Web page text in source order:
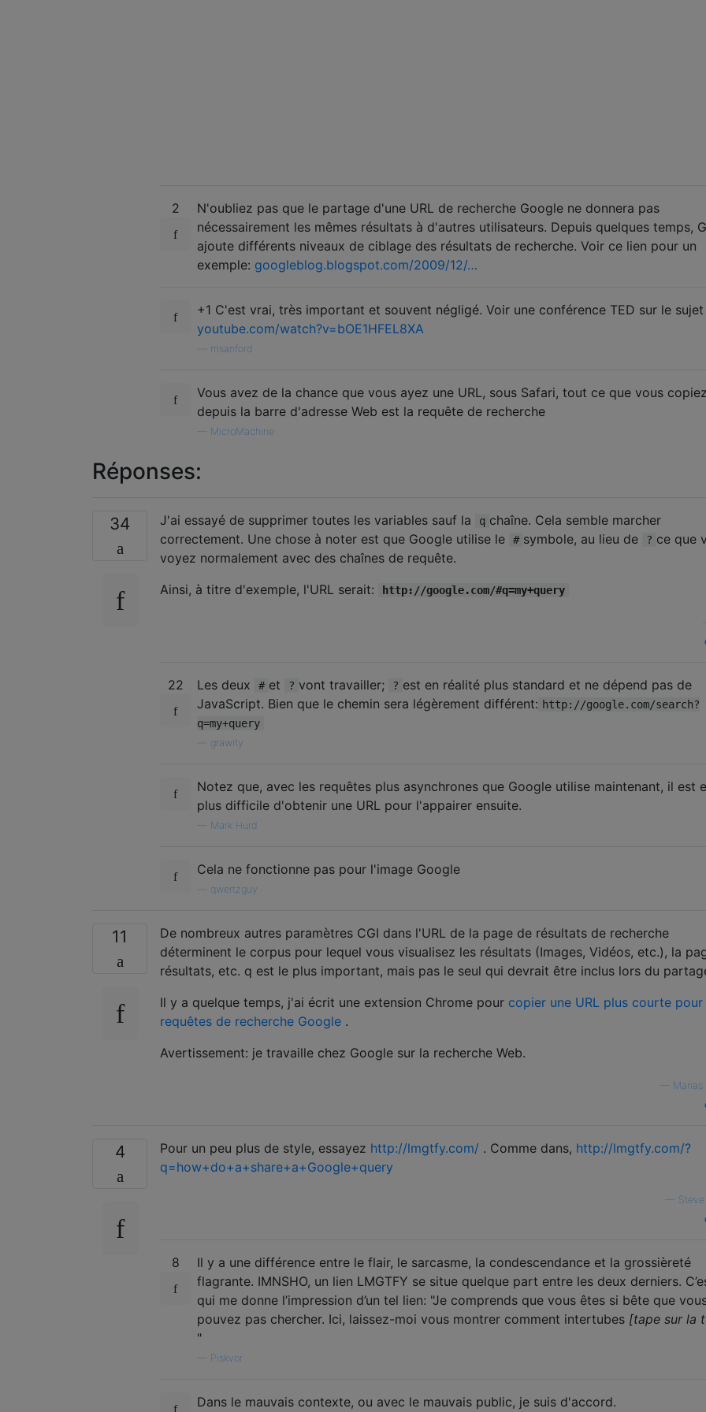
2
N'oubliez pas que le partage d'une URL de recherche Google ne donnera pas
nécessairement les mêmes résultats à d'autres utilisateurs. Depuis quelques temps,
ajoute différents niveaux de ciblage des résultats de recherche. Voir ce lien pour un
exemple: googleblog.blogspot.com/2009/12/…
+1 C'est vrai, très important et souvent négligé. Voir une conférence TED sur le
youtube.com/watch?v=bOE1HFEL8XA
msanford
Vous avez de la chance que vous ayez une URL, sous Safari, tout ce que vous copiez
depuis la barre d'adresse Web est la requête de recherche
MicroMachine
Réponses:
34 J'ai essayé de supprimer toutes les variables sauf la q chaîne. Cela semble marcher
correctement. Une chose à noter est que Google utilise le
# symbole, au lieu de ? ce que
voyez normalement avec des chaînes de requête.
Ainsi, à titre d'exemple, l'URL serait:
http://google.com/#q=my+query
22 Les deux # et ? vont travailler; ? est en réalité plus standard et ne dépend pas de
JavaScript. Bien que le chemin sera légèrement différent: http://google.com/search?
q=my+query
grawity
Notez que, avec les requêtes plus asynchrones que Google utilise maintenant, il est
plus difficile d'obtenir une URL pour l'appairer ensuite.
Mark Hurd
Cela ne fonctionne pas pour l'image Google
qwertzguy
11
De nombreux autres paramètres CGI dans l'URL de la page de résultats de recherche
déterminent le corpus pour lequel vous visualisez les résultats (Images, Vidéos, etc.), la
résultats, etc. q est le plus important, mais pas le seul qui devrait être inclus lors du
Il y a quelque temps, j'ai écrit une extension Chrome pour copier une URL plus courte pour
requêtes de recherche Google .
Avertissement: je travaille chez Google sur la recherche Web.
Manas
4 Pour un peu plus de style, essayez http://lmgtfy.com/ . Comme dans, http://lmgtfy.com/?
q=how+do+a+share+a+Google+query
8
Il y a une différence entre le flair, le sarcasme, la condescendance et la grossièreté
flagrante. IMNSHO, un lien LMGTFY se situe quelque part entre les deux derniers.
qui me donne l’impression d’un tel lien: "Je comprends que vous êtes si bête que
pouvez pas chercher. Ici, laissez-moi vous montrer comment intertubes [tape sur la
"
Piskvor
Dans le mauvais contexte, ou avec le mauvais public, je suis d'accord.